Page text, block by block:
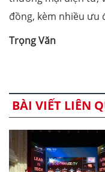
đồng, kèm nhiều ưu
Trọng Văn
BÀI VIẾT LIÊN